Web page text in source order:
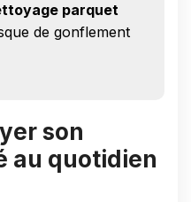
parquet
de gonflement
son
au quotidien